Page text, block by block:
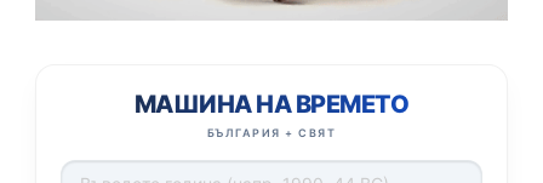
МАШИНА НА ВРЕМЕТО
БЪЛГАРИЯ + СВЯТ